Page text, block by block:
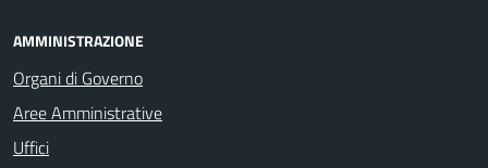
AMMINISTRAZIONE
Organi di Governo
Aree Amministrative
Uffici